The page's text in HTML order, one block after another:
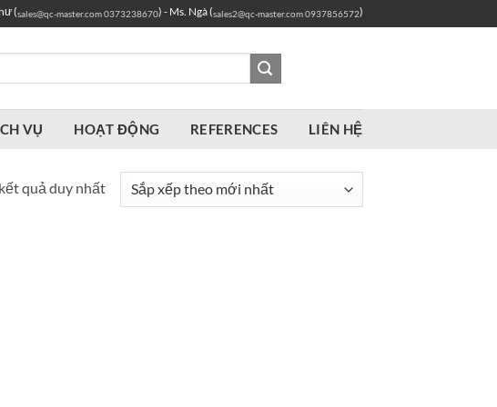
(sales@qc-master.com0373238670) - Ms. Ngà (sales2@qc-master.com0937856572)
VỤ HOẠT ĐỘNG REFERENCES LIÊN HỆ
quả duy nhất